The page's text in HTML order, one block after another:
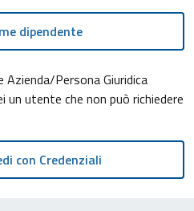
dipendente
Azienda/Persona Giuridica
un utente che non può richiedere